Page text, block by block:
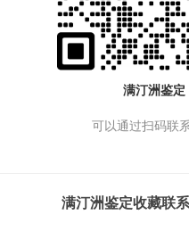
满汀洲鉴定
可以通过扫码联
满汀洲鉴定收藏联